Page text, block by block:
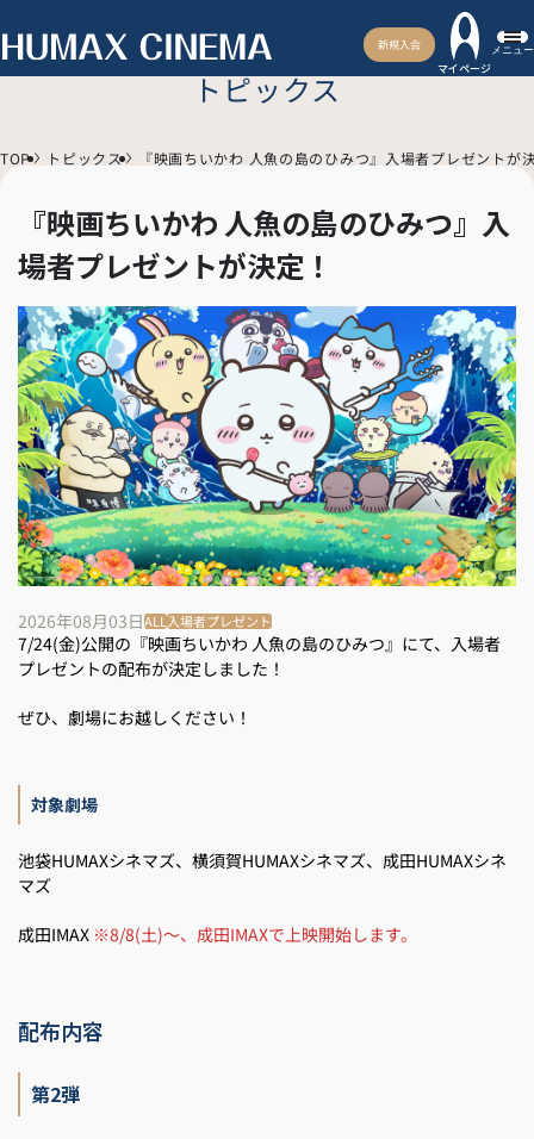
新規入会
マイページ
メニュー
トピックス
TOP トピックス 『映画ちいかわ 人魚の島のひみつ』入場者プレゼントが
『映画ちいかわ 人魚の島のひみつ』入
場者プレゼントが決定！
2026年08月03日ALL入場者プレゼント
7/24(金)公開の『映画ちいかわ 人魚の島のひみつ』にて、入場者
プレゼントの配布が決定しました！
ぜひ、劇場にお越しください！
対象劇場
池袋HUMAXシネマズ、横須賀HUMAXシネマズ、成田HUMAXシネ
マズ
成田IMAX ※8/8(土)～、成田IMAXで上映開始します。
配布内容
第2弾